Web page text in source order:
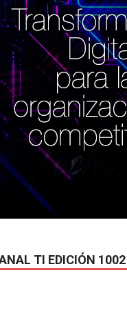
TI EDICIÓN 1002